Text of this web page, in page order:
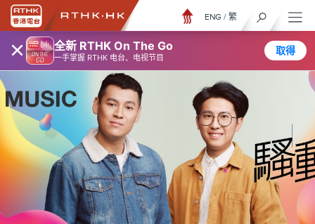
× 全新 RTHK On The Go
一手掌握 RTHK 电台、电视节目
取得
ENG / 繁